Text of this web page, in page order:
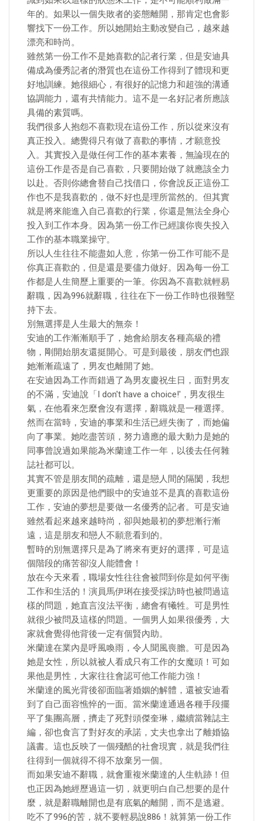
年的。如果以一個失敗者的姿態離開，那肯定也會影
響找下一份工作。所以她開始主動改變自己，越來越
漂亮和時尚。
雖然第一份工作不是她喜歡的記者行業，但是安迪具
備成為優秀記者的潛質也在這份工作得到了體現和更
好地訓練。她很細心，有很好的記憶力和超強的溝通
協調能力，還有共情能力。這不是一名好記者所應該
具備的素質嗎。
我們很多人抱怨不喜歡現在這份工作，所以從來沒有
真正投入。總覺得只有做了喜歡的事情，才願意投
入。其實投入是做任何工作的基本素養，無論現在的
這份工作是否是自己喜歡，只要開始做了就應該全力
以赴。否則你總會替自己找借口，你會說反正這份工
作也不是我喜歡的，做不好也是理所當然的。但其實
就是將來能進入自己喜歡的行業，你還是無法全身心
投入到工作本身。因為第一份工作已經讓你喪失投入
工作的基本職業操守。
所以人生往往不能盡如人意，你第一份工作可能不是
你真正喜歡的，但是還是要儘力做好。因為每一份工
作都是人生簡歷上重要的一筆。你因為不喜歡就輕易
辭職，因為996就辭職，往往在下一份工作時也很難堅
持下去。
別無選擇是人生最大的無奈！
安迪的工作漸漸順手了，她會給朋友各種高級的禮
物，剛開始朋友還挺開心。可是到最後，朋友們也跟
她漸漸疏遠了，男友也離開了她。
在安迪因為工作而錯過了為男友慶祝生日，面對男友
的不滿，安迪說「I don't have a choice!'，男友很生
氣，在他看來怎麼會沒有選擇，辭職就是一種選擇。
然而在當時，安迪的事業和生活已經失衡了，而她偏
向了事業。她吃盡苦頭，努力適應的最大動力是她的
同事曾說過如果能為米蘭達工作一年，以後去任何雜
誌社都可以。
其實不管是朋友間的疏離，還是戀人間的隔閡，我想
更重要的原因是他們眼中的安迪並不是真的喜歡這份
工作，安迪的夢想是要做一名優秀的記者。可是安迪
雖然看起來越來越時尚，卻與她最初的夢想漸行漸
遠，這是朋友和戀人不願意看到的。
暫時的別無選擇只是為了將來有更好的選擇，可是這
個階段的痛苦卻沒人能體會！
放在今天來看，職場女性往往會被問到你是如何平衡
工作和生活的！演員馬伊琍在接受採訪時也被問過這
樣的問題，她直言沒法平衡，總會有犧牲。可是男性
就很少被問及這樣的問題。一個男人如果很優秀，大
家就會覺得他背後一定有個賢內助。
米蘭達在業內是呼風喚雨，令人聞風喪膽。可是因為
她是女性，所以就被人看成只有工作的女魔頭！可如
果他是男性，大家往往會認可他工作能力強！
米蘭達的風光背後卻面臨著婚姻的解體，還被安迪看
到了自己面容憔悴的一面。當米蘭達通過各種手段擺
平了集團高層，擠走了死對頭傑奎琳，繼續當雜誌主
編，卻也食言了對好友的承諾，丈夫也拿出了離婚協
議書。這也反映了一個殘酷的社會現實，就是我們往
往得到一個就得不得不放棄另一個。
而如果安迪不辭職，就會重複米蘭達的人生軌跡！但
也正因為她經歷過這一切，就更明白自己想要的是什
麼，就是辭職離開也是有底氣的離開，而不是逃避。
吃不了996的苦，就不要輕易說886！就算第一份工作